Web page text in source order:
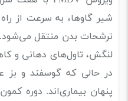
شیر گاوها، به سرعت از
ترشحات بدن منتقل
لنگش، تاول‌های دهانی و
در حالی که گوسفند و بز